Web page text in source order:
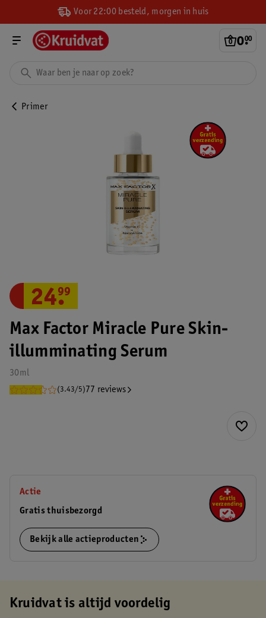
Voor 22:00 besteld, morgen in huis
0.
00
Primer
Max Factor Miracle Pure Skin-
illumminating Serum
30ml
(3.43/5) 77 reviews
24.
99
Actie
Gratis thuisbezorgd
Bekijk alle actieproducten
Kruidvat is altijd voordelig